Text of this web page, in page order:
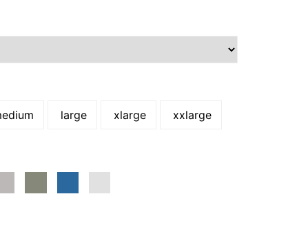
large xlarge xxlarge